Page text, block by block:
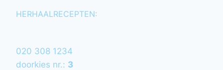
HERHAALRECEPTEN:
020 308 1234
doorkies nr.: 3